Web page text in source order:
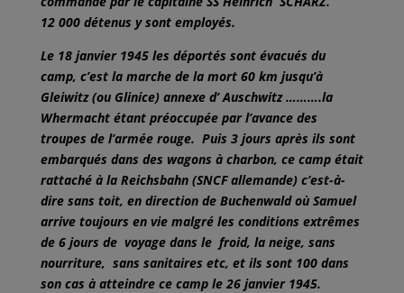
12 000 détenus y sont employés.
Le 18 janvier 1945 les déportés sont évacués du
camp, c’est la marche de la mort 60 km jusqu’à
Gleiwitz (ou Glinice) annexe d’ Auschwitz ……….la
Whermacht étant préoccupée par l’avance des
troupes de l’armée rouge. Puis 3 jours après ils sont
embarqués dans des wagons à charbon, ce camp était
rattaché à la Reichsbahn (SNCF allemande) c’est-à-
dire sans toit, en direction de Buchenwald où Samuel
arrive toujours en vie malgré les conditions extrêmes
de 6 jours de voyage dans le froid, la neige, sans
nourriture, sans sanitaires etc, et ils sont 100 dans
son cas à atteindre ce camp le 26 janvier 1945.